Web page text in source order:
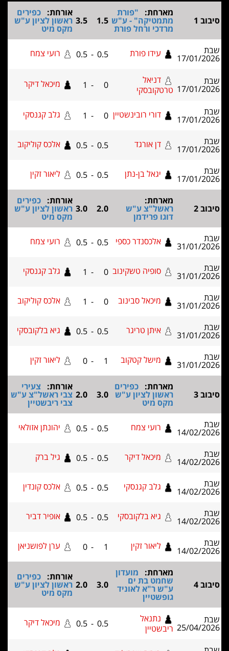
מארחת:"פורת
מתמטיקה" - ע"ש
מרדכי ורחל פורת
1.5
3.5
אורחת:כפירים
ראשון לציון ע"ש
מקס מיט
17/01/ עידו פורת 0.5 רועי צמח
17/01/
דניאל
טרטקובסקי
1 מיכאל דיקר
17/01/ דורי רובינשטיין 0
-
1 גלב קגנסקי
17/01/ דן אורגד 0.5 אלכס קוליקוב
17/01/ יגאל בן-נתן 0.5
0.5 ליאור זקין
מארחת:
ראשל"צ ע"ש
דוגו פרידמן
2.0
3.0
אורחת:כפירים
ראשון לציון ע"ש
מקס מיט
31/01/ אלכסנדר כספי 0.5
0.5 רועי צמח
31/01/ סופיה טשקינוב 0
-
1 גלב קגנסקי
31/01/ מיכאל סבינוב 0
1 אלכס קוליקוב
31/01/ איתן טריגר 0.5
0.5 גיא בלקובסקי
31/01/ מישל קטקוב 1
0 ליאור זקין
מארחת:כפירים
ראשון לציון ע"ש
מקס מיט
3.0
2.0
אורחת:צעירי
צבי ראשל"צ ע"ש
צבי ריבשטיין
14/02/ רועי צמח 0.5 יהונתן אזולאי
14/02/ מיכאל דיקר 0.5
0.5 גיל ברק
14/02/ גלב קגנסקי 0.5
0.5 אלכס קונדין
14/02/ גיא בלקובסקי 0.5
0.5 אופיר דביר
14/02/ ליאור זקין 0 ערן לפושניאן
מארחת:מועדון
שחמט בת ים
ע"ש ר"א לאוניד
גופשטיין
3.0
2.0
אורחת:כפירים
ראשון לציון ע"ש
מקס מיט
25/04/
נתנאל
ריבשטיין
0.5 מיכאל דיקר